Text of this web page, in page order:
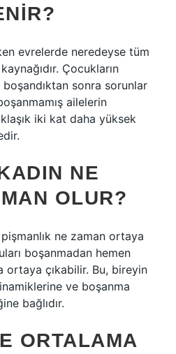
evrelerde neredeyse tüm
Çocukların
sonra sorunlar
ailelerin
iki kat daha yüksek
NE
OLUR?
ne zaman ortaya
boşanmadan hemen
ortaya çıkabilir. Bu, bireyin
ve boşanma
bağlıdır.
ORTALAMA